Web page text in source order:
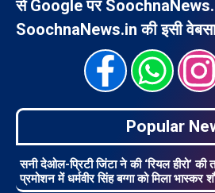
से Google पर
SoochnaNews.in की इसी
Popular
सनी देओल-प्रिटी जिंटा ने की ‘रियल हीरो’ की
प्रमोशन में धर्मवीर सिंह बग्गा को मिला भास्कर